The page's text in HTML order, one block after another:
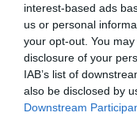
interest-based ads
us or personal
your opt-out. You
disclosure of your
IAB’s list of
also be disclosed by
Downstream